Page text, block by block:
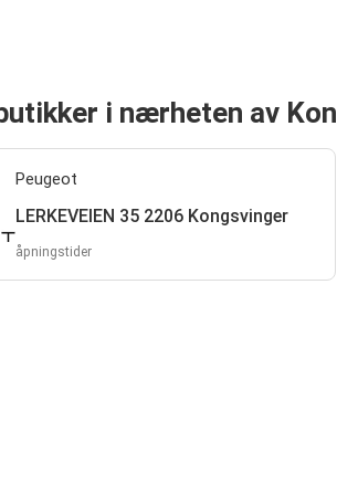
i nærheten av
Peugeot
LERKEVEIEN 35 2206 Kongsvinger
åpningstider